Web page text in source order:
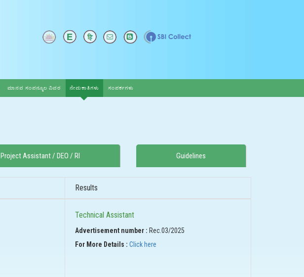
ಮಾನವ ಸಂಪನ್ಮೂಲ ವಿವರ ನೇಮಕಾತಿಗಳು ಸಂಪರ್ಕಗಳು
Project Assistant / DEO / RI Guidelines
Results
Technical Assistant
Advertisement number : Rec.03/2025
For More Details : Click here